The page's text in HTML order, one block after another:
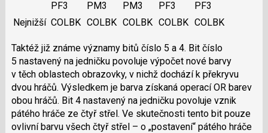
PF3
PM3 PM3 PF3
PF3
Nejnižší COLBK COLBK COLBK COLBK COLBK
Taktéž již známe významy bitů číslo 5 a 4. Bit číslo
5 nastavený na jedničku povoluje výpočet nové barvy
v těch oblastech obrazovky, v nichž dochází k překryvu
dvou hráčů. Výsledkem je barva získaná operací OR barev
obou hráčů. Bit 4 nastavený na jedničku povoluje vznik
pátého hráče ze čtyř střel. Ve skutečnosti tento bit pouze
ovlivní barvu všech čtyř střel – o „postavení“ pátého hráče